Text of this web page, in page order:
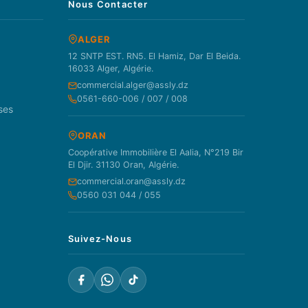
Nous Contacter
ALGER
12 SNTP EST. RN5. El Hamiz, Dar El Beida.
16033 Alger, Algérie.
commercial.alger@assly.dz
0561-660-006 / 007 / 008
ORAN
Coopérative Immobilière El Aalia, N°219 Bir
El Djir. 31130 Oran, Algérie.
commercial.oran@assly.dz
0560 031 044 / 055
Suivez-Nous